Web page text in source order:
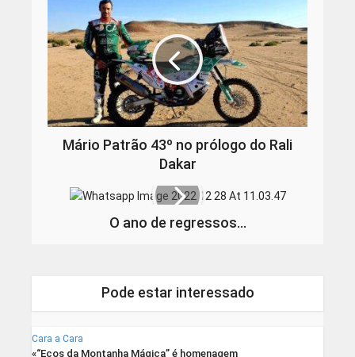
Mário Patrão 43º no prólogo do Rali
Dakar
O ano de regressos…
Pode estar interessado
Cara a Cara
«“Ecos da Montanha Mágica” é homenagem